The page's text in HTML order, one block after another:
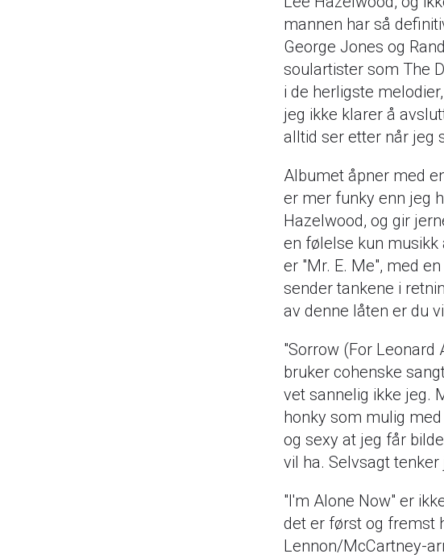
mannen har så
George Jones og
soulartister som The
i de herligste
jeg ikke klarer å
alltid ser etter når jeg
Albumet åpner med
er mer funky enn jeg
Hazelwood, og gir
en følelse kun
er "Mr. E. Me", med
sender tankene i
av denne låten er du
"Sorrow (For Leonard
bruker cohenske
vet sannelig ikke jeg.
honky som mulig
og sexy at jeg får
vil ha. Selvsagt tenker
"I'm Alone Now" er
det er først og fremst
Lennon/McCartney-